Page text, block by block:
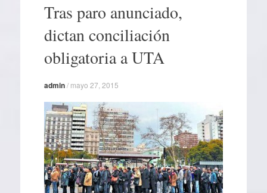
contenidoTras paro anunciado,
dictan conciliación
obligatoria a UTA
admin/ mayo 27, 2015